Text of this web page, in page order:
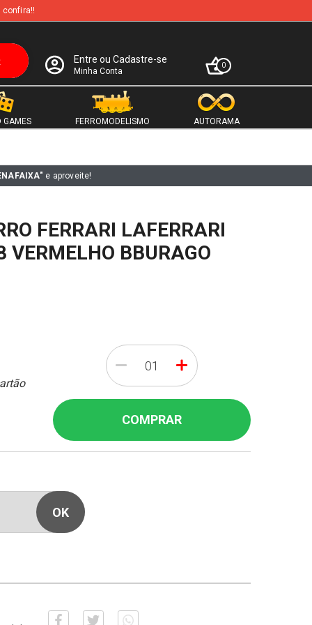
confira!!
Entre ou Cadastre-se
Minha Conta
0
GAMES FERROMODELISMO AUTORAMA
e aproveite!
FERRARI LAFERRARI
VERMELHO BBURAGO
- +
COMPRAR